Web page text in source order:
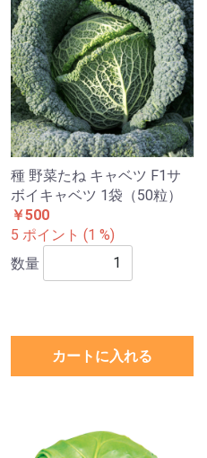
種 野菜たね キャベツ F1サ
ボイキャベツ 1袋（50粒）
￥500
5 ポイント (1 %)
数量
カートに入れる